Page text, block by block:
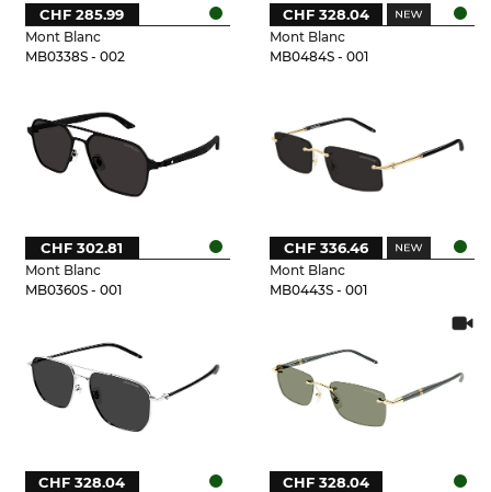
Mont Blanc
MB0338S - 002
CHF 285.99
Mont Blanc
MB0484S - 001
CHF 328.04
Mont Blanc
MB0360S - 001
CHF 302.81
Mont Blanc
MB0443S - 001
CHF 336.46
CHF 328.04 CHF 328.04